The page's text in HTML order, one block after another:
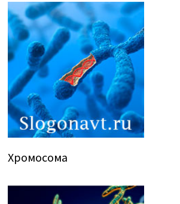
Хромосома